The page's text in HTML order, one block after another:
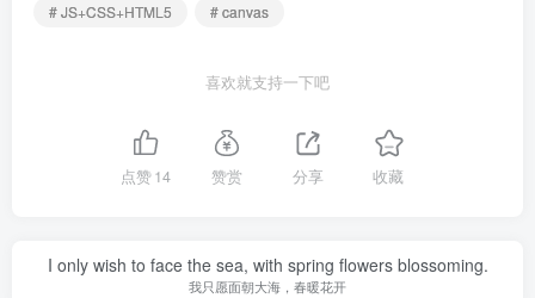
# JS+CSS+HTML5
# canvas
喜欢就支持一下吧
点赞14 赞赏 分享 收藏
I only wish to face the sea, with spring flowers blossoming.
我只愿面朝大海，春暖花开